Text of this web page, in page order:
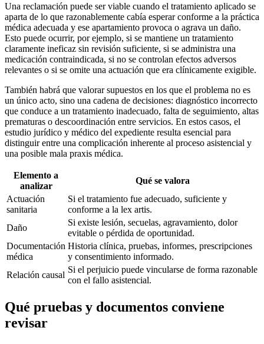
Una reclamación puede ser viable cuando el tratamiento aplicado se
aparta de lo que razonablemente cabía esperar conforme a la práctica
médica adecuada y ese apartamiento provoca o agrava un daño.
Esto puede ocurrir, por ejemplo, si se mantiene un tratamiento
claramente ineficaz sin revisión suficiente, si se administra una
medicación contraindicada, si no se controlan efectos adversos
relevantes o si se omite una actuación que era clínicamente exigible.
También habrá que valorar supuestos en los que el problema no es
un único acto, sino una cadena de decisiones: diagnóstico incorrecto
que conduce a un tratamiento inadecuado, falta de seguimiento, altas
prematuras o descoordinación entre servicios. En estos casos, el
estudio jurídico y médico del expediente resulta esencial para
distinguir entre una complicación inherente al proceso asistencial y
una posible mala praxis médica.
Elemento a
analizar
Qué se valora
Actuación
sanitaria
Si el tratamiento fue adecuado, suficiente y
conforme a la lex artis.
Daño
Si existe lesión, secuelas, agravamiento, dolor
evitable o pérdida de oportunidad.
Documentación
médica
Historia clínica, pruebas, informes, prescripciones
y consentimiento informado.
Relación causal
Si el perjuicio puede vincularse de forma razonable
con el fallo asistencial.
Qué pruebas y documentos conviene
revisar